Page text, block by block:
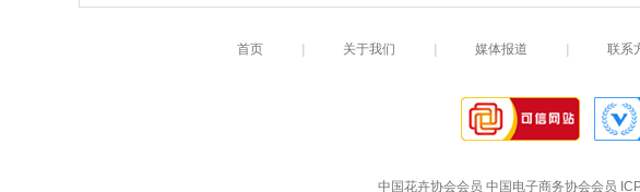
首页 关于我们 媒体报道 联系
中国花卉协会会员 中国电子商务协会会员